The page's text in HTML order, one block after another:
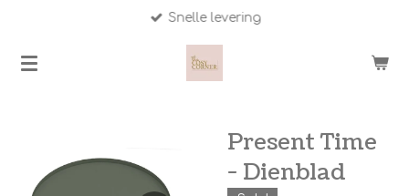
naar
Snelle levering
Present Time
- Dienblad